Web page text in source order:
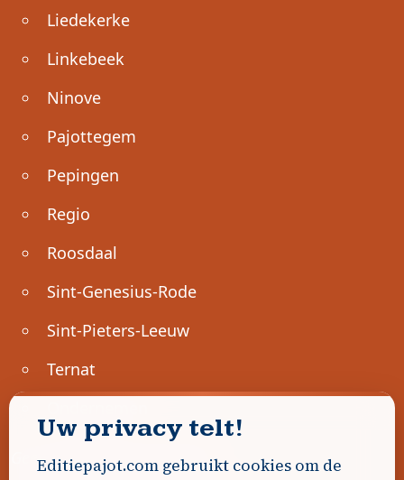
Liedekerke
Linkebeek
Ninove
Pajottegem
Pepingen
Regio
Roosdaal
Sint-Genesius-Rode
Sint-Pieters-Leeuw
Ternat
Geen advertenties gevonden.
Uw privacy telt!
Editiepajot.com gebruikt cookies om de